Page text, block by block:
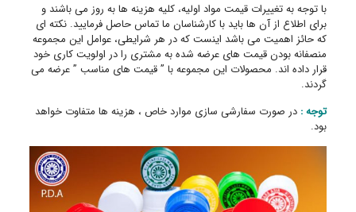
با توجه به تغییرات قیمت مواد اولیه، کلیه هزینه ها به روز می باشند و
برای اطلاع از آن ها باید با کارشناسان ما تماس حاصل فرمایید. نکته ای
که حائز اهمیت می باشد اینست که در هر شرایطی، عوامل این مجموعه
منصفانه بودن قیمت های عرضه شده به مشتری را در اولویت کاری خود
قرار داده اند. محصولات این مجموعه با ” قیمت های مناسب ” عرضه می
گردند.
توجه : در صورت سفارشی سازی موارد خاص ، هزینه ها متفاوت خواهد
بود.